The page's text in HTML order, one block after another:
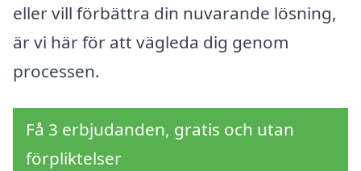
eller vill förbättra din nuvarande lösning,
är vi här för att vägleda dig genom
processen.
Få 3 erbjudanden, gratis och utan
förpliktelser